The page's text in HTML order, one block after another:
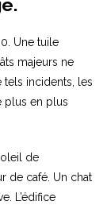
Une tuile
majeurs ne
incidents, les
plus en plus
de
de café. Un chat
L’édifice